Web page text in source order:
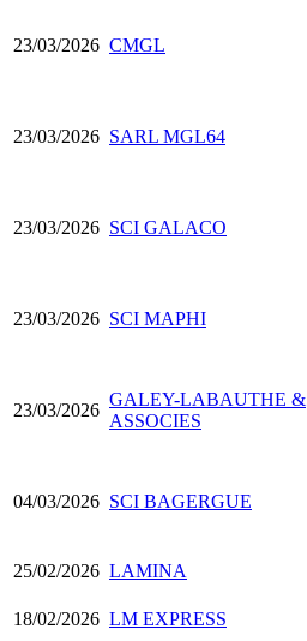
23/03/2026 CMGL
23/03/2026 SARL MGL64
23/03/2026 SCI GALACO
23/03/2026 SCI MAPHI
23/03/2026
GALEY-LABAUTHE &
ASSOCIES
04/03/2026 SCI BAGERGUE
25/02/2026 LAMINA
18/02/2026 LM EXPRESS